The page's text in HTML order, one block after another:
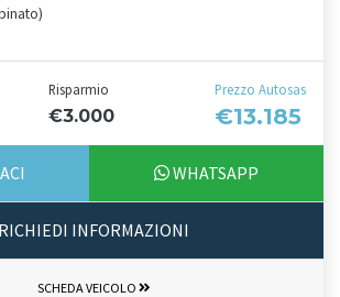
Risparmio
€3.000
Prezzo Autosas
€13.185
WHATSAPP
RICHIEDI INFORMAZIONI
SCHEDA VEICOLO